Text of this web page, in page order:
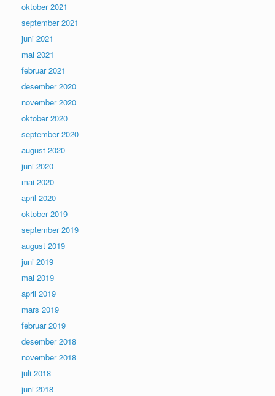
oktober 2021
september 2021
juni 2021
mai 2021
februar 2021
desember 2020
november 2020
oktober 2020
september 2020
august 2020
juni 2020
mai 2020
april 2020
oktober 2019
september 2019
august 2019
juni 2019
mai 2019
april 2019
mars 2019
februar 2019
desember 2018
november 2018
juli 2018
juni 2018